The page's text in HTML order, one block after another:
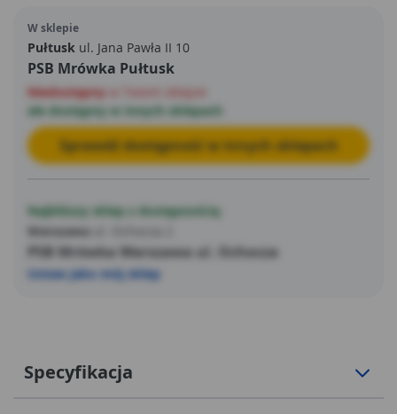
proste w użyciu.
W sklepie
Pułtusk ul. Jana Pawła II 10
PSB Mrówka Pułtusk
Niedostępny
ale dostępny w innych sklepach
Sprawdź dostępność w innych sklepach
Najbliższy sklep z dostępnością
Warszawa
PSB Mrówka Warszawa ul. Ochocza
Ustaw jako mój sklep
Specyfikacja